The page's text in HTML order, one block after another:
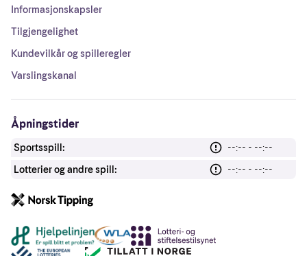
Informasjonskapsler
Tilgjengelighet
Kundevilkår og spilleregler
Varslingskanal
Åpningstider
Sportsspill:
--:-- - --:--
Lotterier og andre spill:
--:-- - --:--
Andre lenker